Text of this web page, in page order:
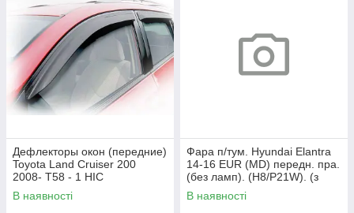
Дефлекторы окон (передние)
Toyota Land Cruiser 200
2008- T58 - 1 HIC
В наявності
Фара п/тум. Hyundai Elantra
14-16 EUR (MD) передн. пра.
(без ламп). (H8/P21W). (з
функцією DRL)
В наявності